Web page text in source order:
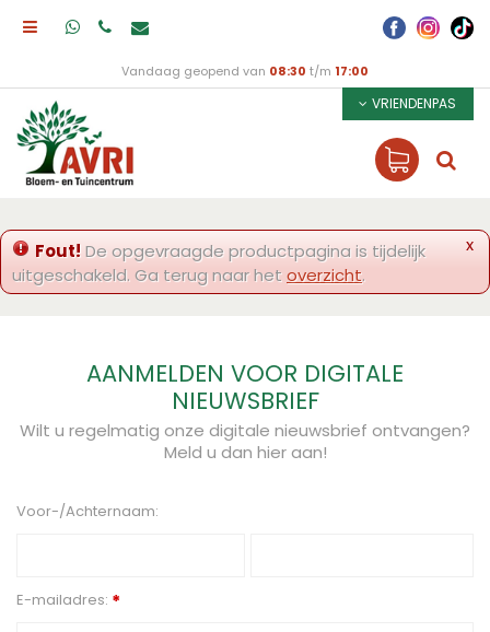
Vandaag geopend van 08:30 t/m 17:00
VRIENDENPAS
x
Fout!De opgevraagde productpagina is tijdelijk
uitgeschakeld. Ga terug naar hetoverzicht.
AANMELDEN VOOR DIGITALE
NIEUWSBRIEF
Wilt u regelmatig onze digitale nieuwsbrief ontvangen?
Meld u dan hier aan!
Voor-/Achternaam:
E-mailadres: *